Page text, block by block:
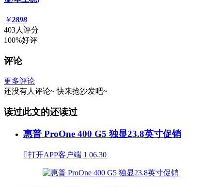
￥2898
403人评分
100%好评
评论
更多评论
还没有人评论~ 快来抢沙发吧~
读过此文的还读过
惠普 ProOne 400 G5 独显23.8英寸促销
打开APP客户端 1 06.30